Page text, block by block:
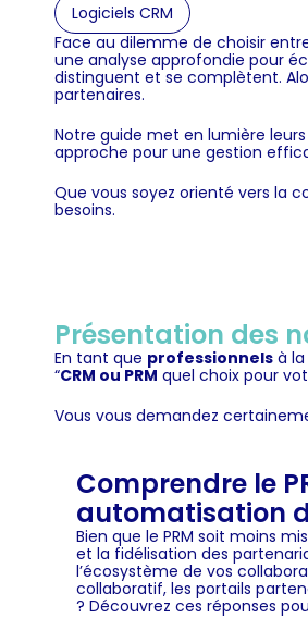
Logiciels CRM
Face au dilemme de choisir
une analyse approfondie pour
distinguent et se complètent.
partenaires.
Notre guide met en lumière
approche pour une gestion
Que vous soyez orienté vers la
besoins.
Présentation des
En tant que professionnels à
“CRM ou PRM quel choix pour
Vous vous demandez
Comprendre le
automatisation
Bien que le PRM soit moins
et la fidélisation des
l’écosystème de vos
collaboratif, les portails
? Découvrez ces réponses